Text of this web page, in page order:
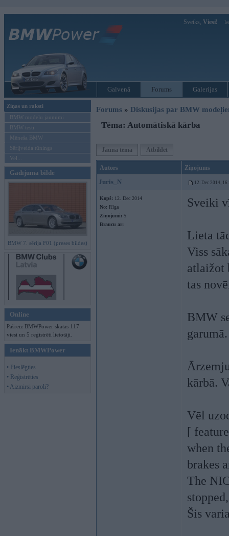
Sveiks, Viesi!
Galvenā Forums Galerijas
Ziņas un raksti
BMW modeļu jaunumi
BMW testi
Mēneša BMW
Sērijveida tūnings
Vel...
Gadījuma bilde
BMW 7. sērija F01 (preses bildes)
Online
Pašreiz BMWPower skatās 117
viesi un 5 reģistrēti lietotāji.
Ienākt BMWPower
• Pieslēgties
• Reģistrēties
• Aizmirsi paroli?
Forums » Diskusijas par BMW
Tēma: Automātiskā kārba
Jauna tēma Atbildēt
Autors Ziņojums
Juris_N 12. Dec 2014,
Kopš: 12. Dec 2014
No: Rīga
Ziņojumi: 5
Braucu ar:
Sveiki
Lieta
Viss
atlaižot
tas
BMW
kārbā.
Vēl
[
when
brakes
The
Šis